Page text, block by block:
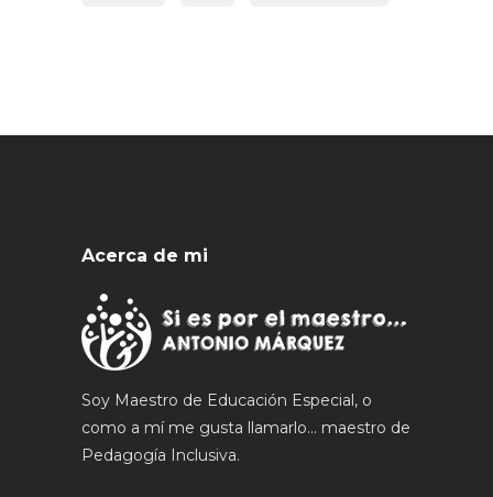
Acerca de mi
Soy Maestro de Educación Especial, o
como a mí me gusta llamarlo... maestro de
Pedagogía Inclusiva.